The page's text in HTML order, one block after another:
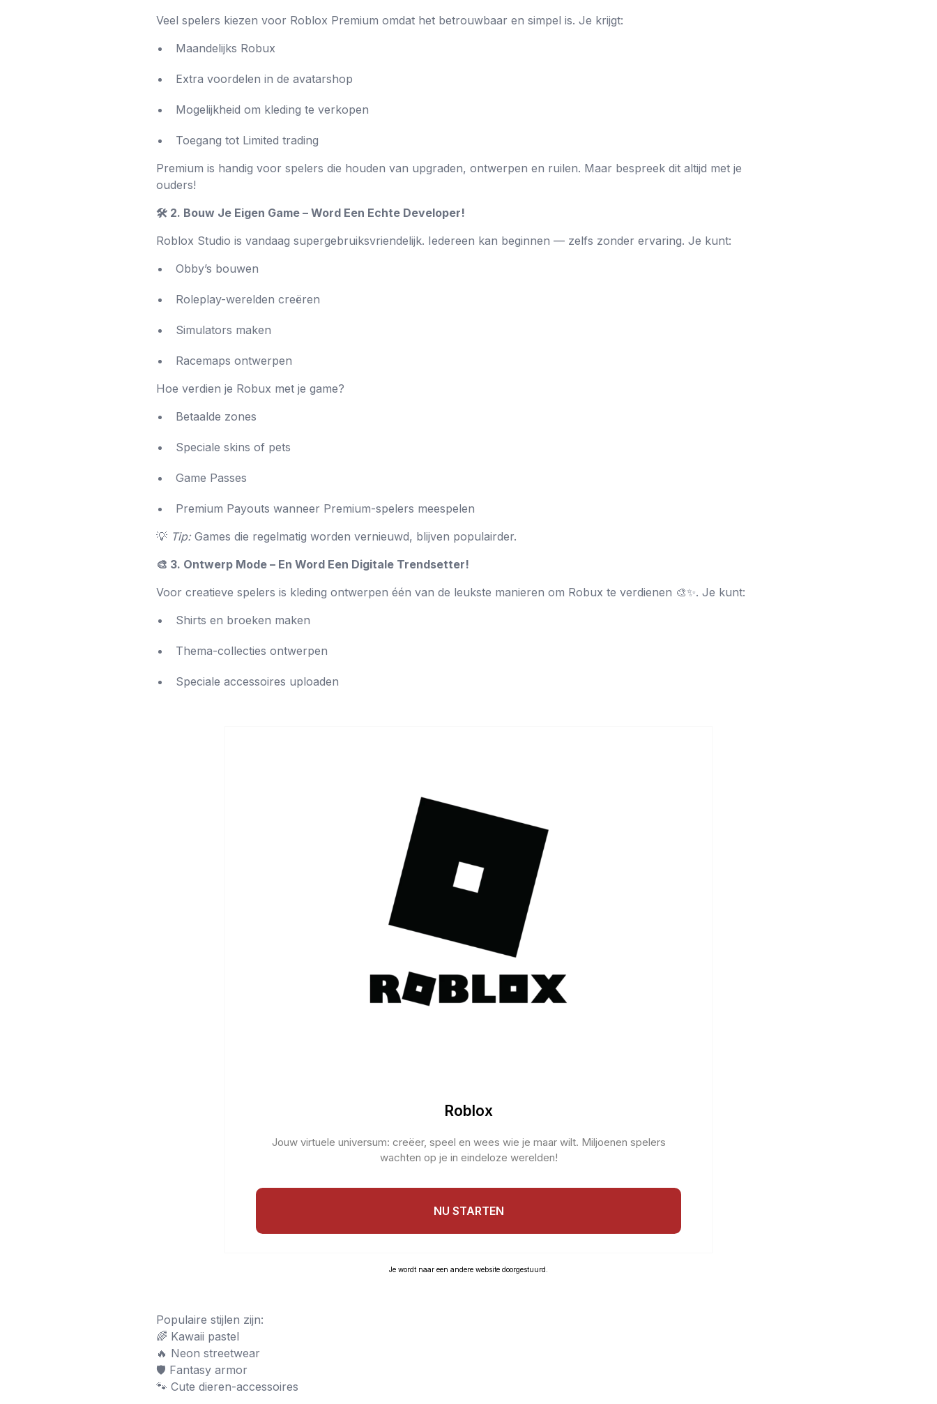
Veel spelers kiezen voor Roblox Premium omdat het betrouwbaar en simpel is. Je krijgt:
Maandelijks Robux
Extra voordelen in de avatarshop
Mogelijkheid om kleding te verkopen
Toegang tot Limited trading
Premium is handig voor spelers die houden van upgraden, ontwerpen en ruilen. Maar bespreek dit altijd met je
ouders!
🛠️ 2. Bouw Je Eigen Game – Word Een Echte Developer!
Roblox Studio is vandaag supergebruiksvriendelijk. Iedereen kan beginnen — zelfs zonder ervaring. Je kunt:
Obby’s bouwen
Roleplay-werelden creëren
Simulators maken
Racemaps ontwerpen
Hoe verdien je Robux met je game?
Betaalde zones
Speciale skins of pets
Game Passes
Premium Payouts wanneer Premium-spelers meespelen
💡 Tip:Games die regelmatig worden vernieuwd, blijven populairder.
🎨 3. Ontwerp Mode – En Word Een Digitale Trendsetter!
Voor creatieve spelers is kleding ontwerpen één van de leukste manieren om Robux te verdienen 🎨✨. Je kunt:
Shirts en broeken maken
Thema-collecties ontwerpen
Speciale accessoires uploaden
Roblox
Jouw virtuele universum: creëer, speel en wees wie je maar wilt. Miljoenen spelers
wachten op je in eindeloze werelden!
NU STARTEN
Je wordt naar een andere website doorgestuurd.
Populaire stijlen zijn:
🌈 Kawaii pastel
🔥 Neon streetwear
🛡️ Fantasy armor
🐾 Cute dieren-accessoires